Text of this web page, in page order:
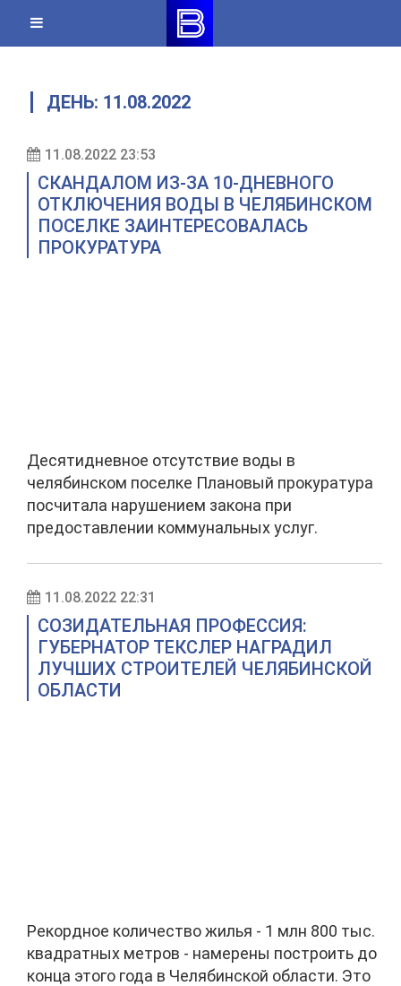
content
ДЕНЬ: 11.08.2022
11.08.2022 23:53
СКАНДАЛОМ ИЗ-ЗА 10-ДНЕВНОГО
ОТКЛЮЧЕНИЯ ВОДЫ В ЧЕЛЯБИНСКОМ
ПОСЕЛКЕ ЗАИНТЕРЕСОВАЛАСЬ
ПРОКУРАТУРА
Десятидневное отсутствие воды в
челябинском поселке Плановый прокуратура
посчитала нарушением закона при
предоставлении коммунальных услуг.
11.08.2022 22:31
СОЗИДАТЕЛЬНАЯ ПРОФЕССИЯ:
ГУБЕРНАТОР ТЕКСЛЕР НАГРАДИЛ
ЛУЧШИХ СТРОИТЕЛЕЙ ЧЕЛЯБИНСКОЙ
ОБЛАСТИ
Рекордное количество жилья - 1 млн 800 тыс.
квадратных метров - намерены построить до
конца этого года в Челябинской области. Это